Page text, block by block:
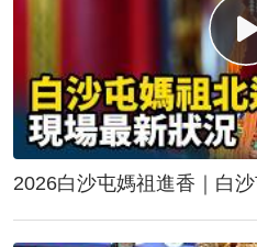
2026白沙屯媽祖進香｜白